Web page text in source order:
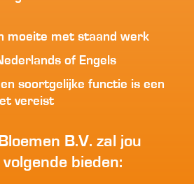
moeite met staand werk
of Engels
soortgelijke functie is een
vereist
B.V. zal jou
bieden: